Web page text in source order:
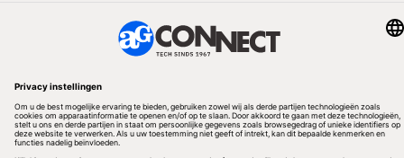
Redactionele partner